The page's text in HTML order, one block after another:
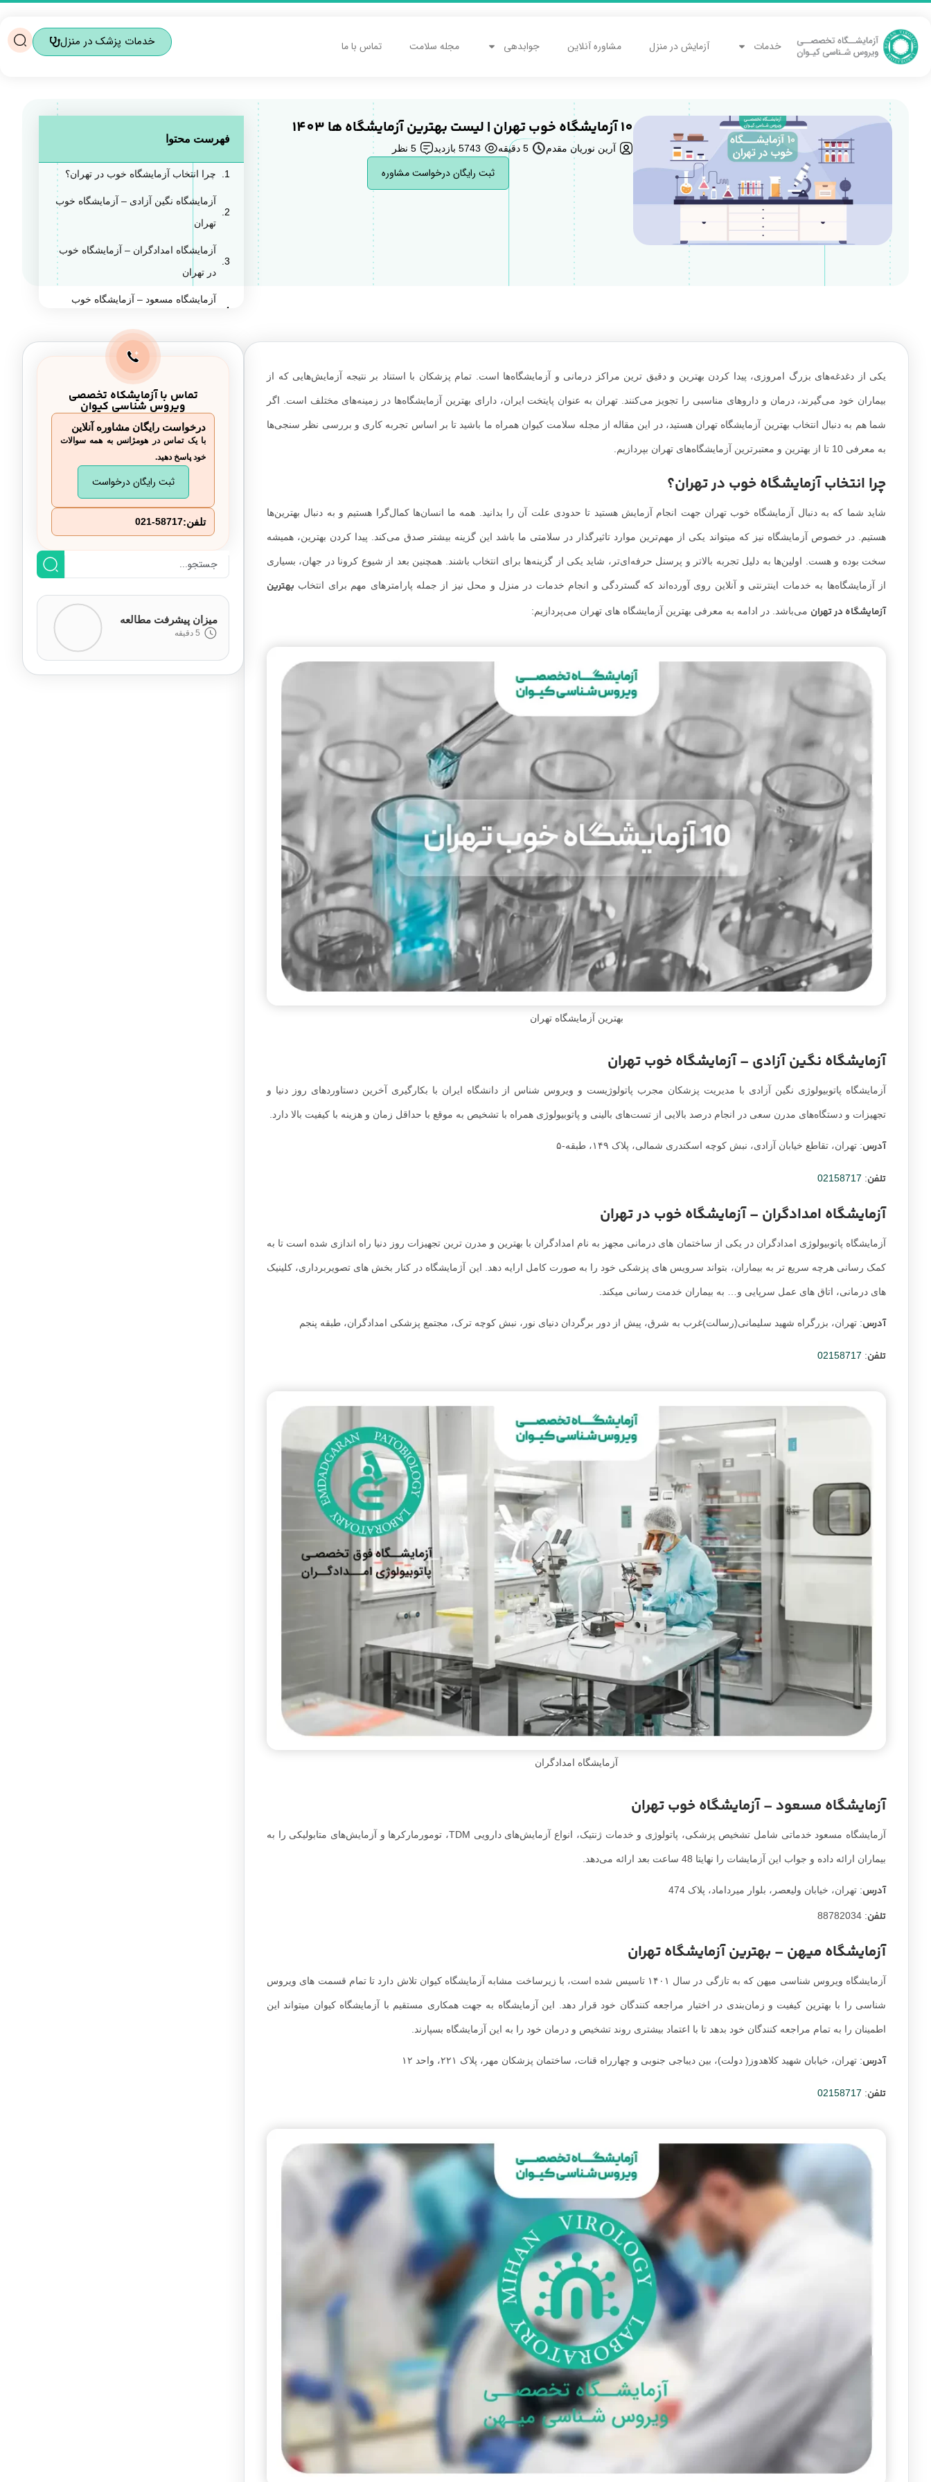
خدمات آزمایش در منزل مشاوره آنلاین جوابدهی مجله سلامت تماس با ما خدمات پزشک در منزل
10 آزمایشگاه خوب تهران | لیست بهترین آزمایشگاه ها 1403
آرین نوریان مقدم 5 دقیقه 5743 بازدید 5 نظر
ثبت رایگان درخواست مشاوره
فهرست محتوا
چرا انتخاب آزمایشگاه خوب در تهران؟
آزمایشگاه نگین آزادی – آزمایشگاه خوب
تهران
آزمایشگاه امدادگران – آزمایشگاه خوب
در تهران
آزمایشگاه مسعود – آزمایشگاه خوب
آزمایشگاه میهن – بهترین آزمایشگاه
آزمایشگاه مرکزی – آزمایشگاه خوب
تهران
آزمایشگاه فارابی – آزمایشگاه خوب
آزمایشگاه آلبرت – آزمایشگاه خوب
تهران
آزمایشگاه کیوان – بهترین آزمایشگاه
تهران
یکی از دغدغه‌های بزرگ امروزی، پیدا کردن بهترین و دقیق ترین مراکز درمانی و آزمایشگاه‌ها است. تمام پزشکان با استناد بر نتیجه آزمایش‌هایی که از
بیماران خود می‌گیرند، درمان و داروهای مناسبی را تجویز می‌کنند. تهران به‌ عنوان پایتخت ایران، دارای بهترین آزمایشگاه‌ها در زمینه‌های مختلف است. اگر
شما هم به دنبال انتخاب بهترین آزمایشگاه تهران هستید، در این مقاله از مجله سلامت کیوان همراه ما باشید تا بر اساس تجربه کاری و بررسی نظر سنجی‌ها
به معرفی 10 تا از بهترین و معتبرترین آزمایشگاه‌های تهران بپردازیم.
چرا انتخاب آزمایشگاه خوب در تهران؟
شاید شما که به دنبال آزمایشگاه خوب تهران جهت انجام آزمایش هستید تا حدودی علت آن را بدانید. همه ما انسان‌ها کمال‌گرا هستیم و به دنبال بهترین‌ها
هستیم. در خصوص آزمایشگاه نیز که می‎تواند یکی از مهم‌ترین موارد تاثیرگذار در سلامتی ما باشد این گزینه بیشتر صدق می‌کند. پیدا کردن بهترین، همیشه
سخت بوده و هست. اولین‌ها به دلیل تجربه بالاتر و پرسنل حرفه‌ای‌تر، شاید یکی از گزینه‌ها برای انتخاب باشند. همچنین بعد از شیوع کرونا در جهان، بسیاری
از آزمایشگاه‌ها به خدمات اینترنتی و آنلاین روی آورده‌اند که گستردگی و انجام خدمات در منزل و محل نیز از جمله پارامترهای مهم برای انتخاب بهترین
آزمایشگاه در تهران می‌باشد. در ادامه به معرفی بهترین آزمایشگاه های تهران می‌پردازیم:
بهترین آزمایشگاه تهران
آزمایشگاه نگین آزادی – آزمایشگاه خوب تهران
آزمایشگاه پاتوبیولوژی نگین آزادی با مدیریت پزشکان مجرب پاتولوژیست و ویروس شناس از دانشگاه ایران با بکارگیری آخرین دستاوردهای روز دنیا و
تجهیزات و دستگاه‌های مدرن سعی در انجام درصد بالایی از تست‌های بالینی و پاتوبیولوژی همراه با تشخیص به موقع با حداقل زمان و هزینه با کیفیت بالا دارد.
آدرس: تهران، تقاطع خیابان آزادی، نبش کوچه اسکندری شمالی، پلاک ۱۴۹، طبقه-۵
تلفن:
02158717
آزمایشگاه امدادگران – آزمایشگاه خوب در تهران
آزمایشگاه پاتوبیولوژی امدادگران در یکی از ساختمان های درمانی مجهز به نام امدادگران با بهترین و مدرن ترین تجهیزات روز دنیا راه اندازی شده است تا به
کمک رسانی هرچه سریع تر به بیماران، بتواند سرویس های پزشکی خود را به صورت کامل ارایه دهد. این آژمایشگاه در کنار بخش های تصویربرداری، کلینیک
های درمانی، اتاق های عمل سرپایی و… به بیماران خدمت رسانی میکند.
آدرس: تهران، بزرگراه شهید سلیمانی(رسالت)غرب به شرق، پیش از دور برگردان دنیای نور، نبش کوچه ترک، مجتمع پزشکی امدادگران، طبقه پنجم
تلفن:
02158717
آزمایشگاه امدادگران
آزمایشگاه مسعود – آزمایشگاه خوب تهران
آزمایشگاه مسعود خدماتی شامل تشخیص پزشکی، پاتولوژی و خدمات ژنتیک، انواع آزمایش‌های دارویی TDM، تومورمارکرها و آزمایش‌های متابولیکی را به
بیماران ارائه داده و جواب این آزمایشات را نهایتا 48 ساعت بعد ارائه می‌دهد.
آدرس: تهران، خیابان ولیعصر، بلوار میرداماد، پلاک 474
تلفن: 88782034
آزمایشگاه میهن – بهترین آزمایشگاه تهران
آزمایشگاه ویروس شناسی میهن که به تازگی در سال ۱۴۰۱ تاسیس شده است، با زیرساخت مشابه آزمایشگاه کیوان تلاش دارد تا تمام قسمت های ویروس
شناسی را با بهترین کیفیت و زمان‌بندی در اختیار مراجعه کنندگان خود قرار دهد. این آزمایشگاه به جهت همکاری مستقیم با آزمایشگاه کیوان میتواند این
اطمینان را به تمام مراجعه کنندگان خود بدهد تا با اعتماد بیشتری روند تشخیص و درمان خود را به این آزمایشگاه بسپارند.
آدرس: تهران، خیابان شهید کلاهدوز( دولت)، بین دیباجی جنوبی و چهارراه قنات، ساختمان پزشکان مهر، پلاک ۲۲۱، واحد ۱۲
تلفن:
02158717
تماس با آزمایشکاه تخصصی
ویروس شناسی کیوان
درخواست رایگان مشاوره آنلاین
با یک تماس در هومژانس به همه سوالات
خود پاسخ دهید.
ثبت رایگان درخواست
تلفن:021-58717
میزان پیشرفت مطالعه
5 دقیقه